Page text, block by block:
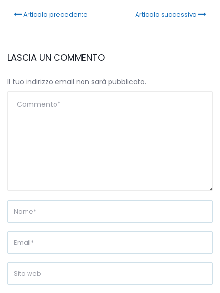
Articolo precedente Articolo successivo
LASCIA UN COMMENTO
Il tuo indirizzo email non sarà pubblicato.